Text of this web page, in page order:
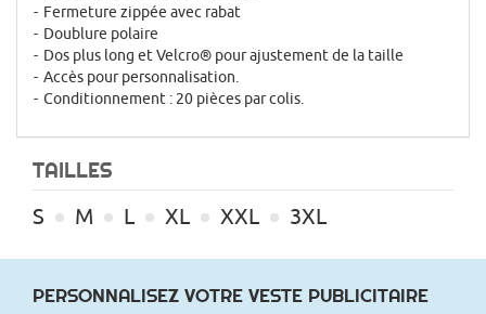
Fermeture zippée avec rabat
Doublure polaire
Dos plus long et Velcro® pour ajustement de la taille
Accès pour personnalisation.
Conditionnement : 20 pièces par colis.
TAILLES
S M L XL XXL 3XL
PERSONNALISEZ VOTRE VESTE PUBLICITAIRE